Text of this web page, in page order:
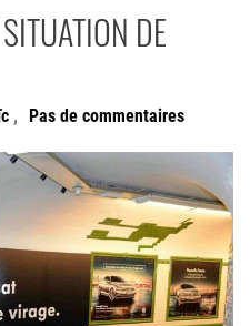
DE
, Pas de commentaires